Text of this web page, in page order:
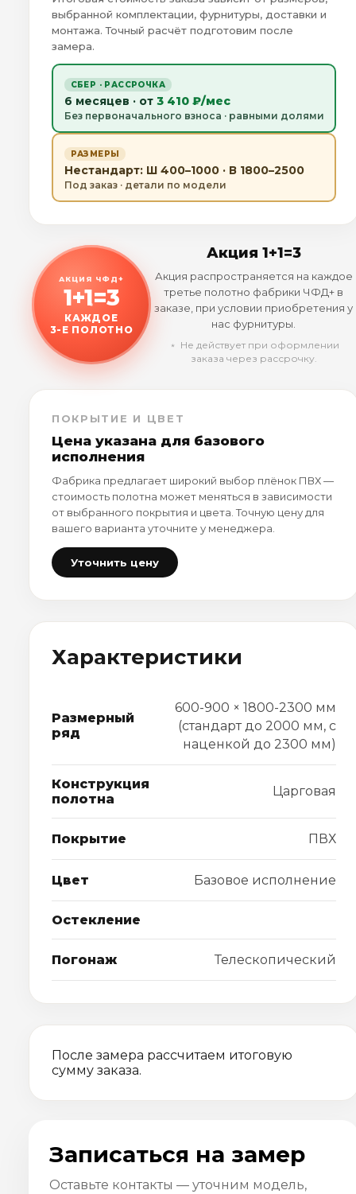
выбранной комплектации, фурнитуры, доставки и
монтажа. Точный расчёт подготовим после
замера.
СБЕР · РАССРОЧКА
6 месяцев · от 3 410 ₽/мес
Без первоначального взноса · равными долями
РАЗМЕРЫ
Нестандарт: Ш 400–1000 · В 1800–2500
Под заказ · детали по модели
АКЦИЯ ЧФД+
1+1=3
КАЖДОЕ
3-Е ПОЛОТНО
Акция 1+1=3
Акция распространяется на каждое
третье полотно фабрики ЧФД+ в
заказе, при условии приобретения у
нас фурнитуры.
﹡ Не действует при оформлении
заказа через рассрочку.
ПОКРЫТИЕ И ЦВЕТ
Цена указана для базового
исполнения
Фабрика предлагает широкий выбор плёнок ПВХ —
стоимость полотна может меняться в зависимости
от выбранного покрытия и цвета. Точную цену для
вашего варианта уточните у менеджера.
Уточнить цену
Характеристики
Размерный
ряд
600-900 × 1800-2300 мм
(стандарт до 2000 мм, с
наценкой до 2300 мм)
Конструкция
полотна
Царговая
Покрытие ПВХ
Цвет Базовое исполнение
Остекление
Погонаж Телескопический
После замера рассчитаем итоговую
сумму заказа.
Записаться на замер
Оставьте контакты — уточним модель,